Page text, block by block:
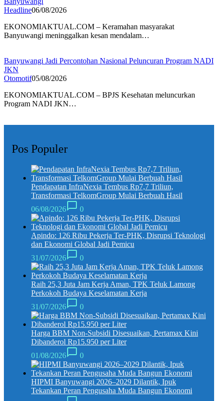
Headline06/08/2026
EKONOMIAKTUAL.COM – Keramahan masyarakat
Banyuwangi meninggalkan kesan mendalam…
Banyuwangi Jadi Percontohan Nasional Peluncuran Program NADI
JKN
Otomotif05/08/2026
EKONOMIAKTUAL.COM – BPJS Kesehatan meluncurkan
Program NADI JKN…
Pos Populer
Pendapatan InfraNexia Tembus Rp7,7 Triliun,
Transformasi TelkomGroup Mulai Berbuah Hasil
06/08/2026
0
Apindo: 126 Ribu Pekerja Ter-PHK, Disrupsi Teknologi
dan Ekonomi Global Jadi Pemicu
31/07/2026
0
Raih 25,3 Juta Jam Kerja Aman, TPK Teluk Lamong
Perkokoh Budaya Keselamatan Kerja
31/07/2026
0
Harga BBM Non-Subsidi Disesuaikan, Pertamax Kini
Dibanderol Rp15.950 per Liter
01/08/2026
0
HIPMI Banyuwangi 2026–2029 Dilantik, Ipuk
Tekankan Peran Pengusaha Muda Bangun Ekonomi